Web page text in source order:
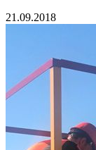
21.09.2018